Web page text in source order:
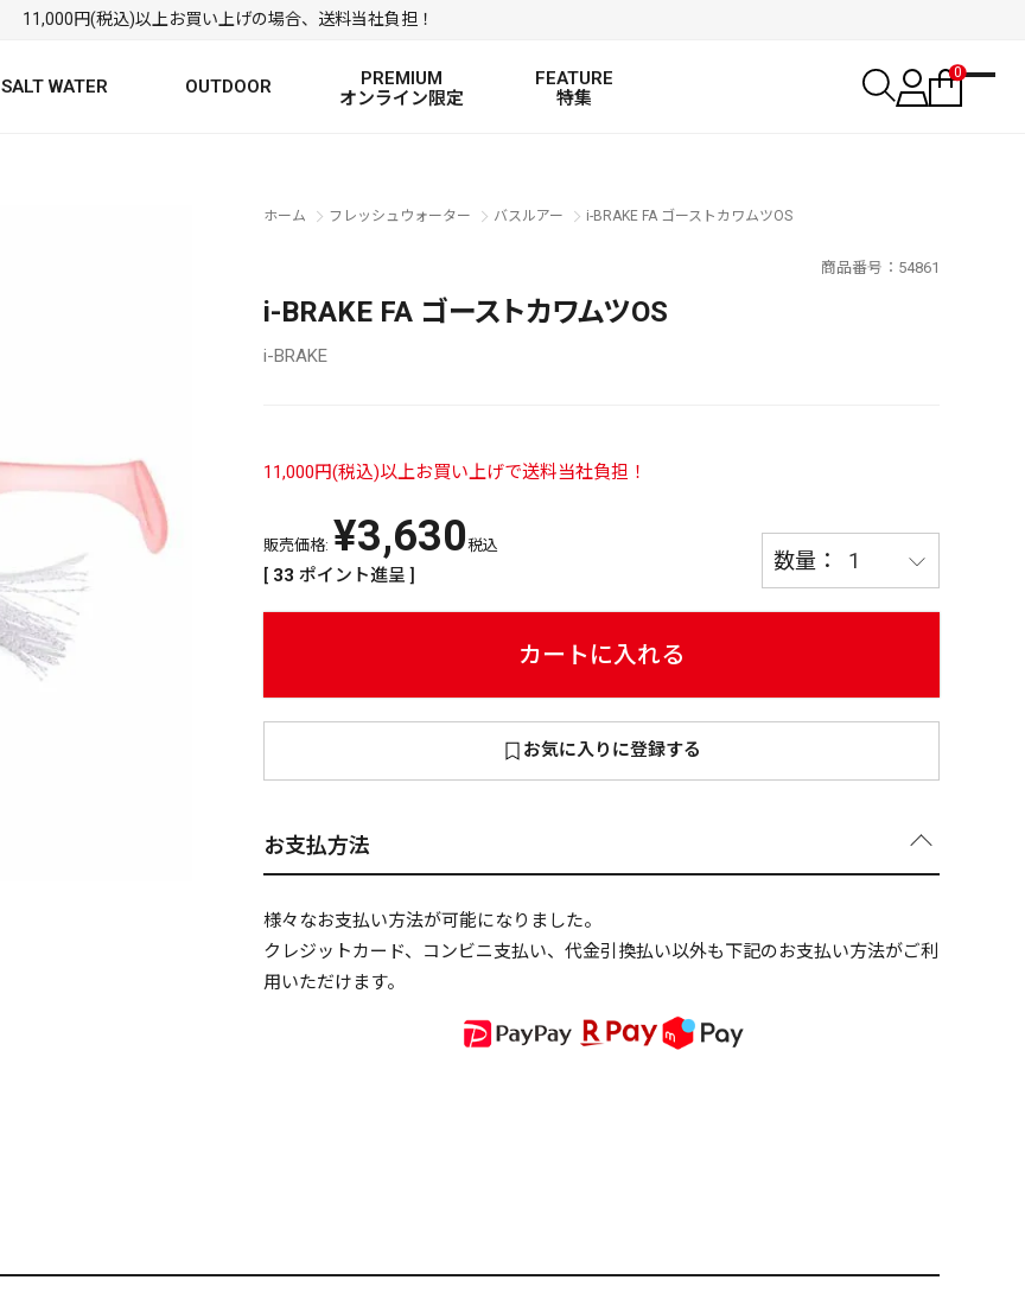
11,000円(税込)以上お買い上げの場合、送料当社負担！
TROUT ROD TROUT LURE
SALT WATER
SALTWATER LURE
OUTDOOR
PREMIUM
オンライン限定
FEATURE
特集
0
絞り込み検索
ホーム フレッシュウォーター バスルアー i-BRAKE FA ゴーストカワムツOS
商品番号 54861
i-BRAKE FA ゴーストカワムツOS
i-BRAKE
11,000円(税込)以上お買い上げで送料当社負担！
販売価格: ¥3,630税込
[ 33 ポイント進呈 ]
カートに入れる
お気に入りに登録する
お支払方法
様々なお支払い方法が可能になりました。
クレジットカード、コンビニ支払い、代金引換払い以外も下記のお支払い方法がご利
用いただけます。